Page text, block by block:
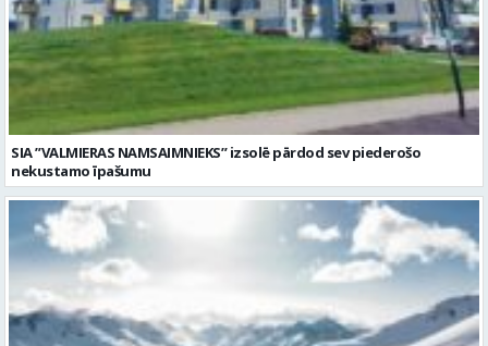
SIA ”VALMIERAS NAMSAIMNIEKS” izsolē pārdod sev piederošo
nekustamo īpašumu